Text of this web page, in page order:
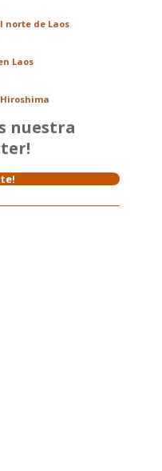
norte de Laos
Laos
nuestra